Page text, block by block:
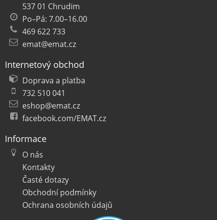
537 01 Chrudim
Po–Pá: 7.00–16.00
469 622 733
emat@emat.cz
Internetový obchod
Doprava a platba
732 510 041
eshop@emat.cz
facebook.com/EMAT.cz
Informace
O nás
Kontakty
Časté dotazy
Obchodní podmínky
Ochrana osobních údajů